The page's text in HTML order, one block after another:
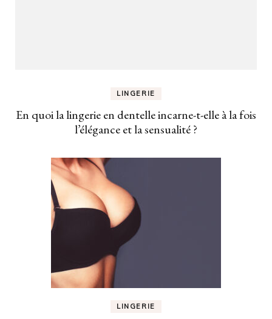
LINGERIE
En quoi la lingerie en dentelle incarne-t-elle à la fois
l’élégance et la sensualité ?
LINGERIE